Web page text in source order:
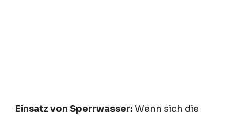
Einsatz von Sperrwasser: Wenn sich die